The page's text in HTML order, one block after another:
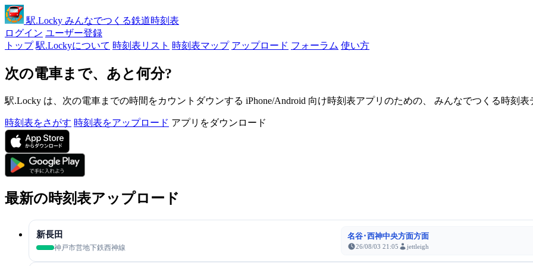
駅.Locky みんなでつくる鉄道時刻表
ログイン ユーザー登録
トップ 駅.Lockyについて 時刻表リスト 時刻表マップ アップロード フォーラム 使い方
次の電車まで、あと何分?
駅.Locky は、次の電車までの時間をカウントダウンする iPhone/Android 向け時刻表アプリのための、 みんなでつくる時刻表
時刻表をさがす 時刻表をアップロード アプリをダウンロード
最新の時刻表アップロード
新長田
神戸市営地下鉄西神線
名谷･西神中央方面方面
26/08/03 21:05 jettleigh